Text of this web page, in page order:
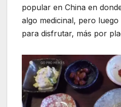
popular en China en
algo medicinal, pero
para disfrutar, más por